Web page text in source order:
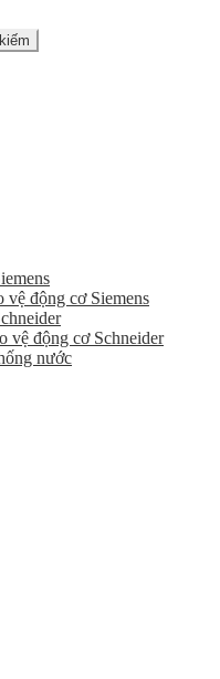
vệ động cơ Siemens
vệ động cơ Schneider
nước